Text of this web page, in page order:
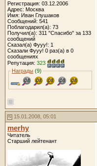
Регистрация: 03.12.2006
Адрес: Москва
Имя: Иван Глушаков
Сообщений: 541
Поблагодарил(а): 73
Получил(а): 311 "Спасибо" за 133
сообщений
Сказал(а) Фууу!: 1
Сказали Фууу! 0 раз(а) в 0
сообщениях
Репутация: 323
Награды (9)
15.01.2008, 05:01
merhy
Читатель
Старший лейтенант